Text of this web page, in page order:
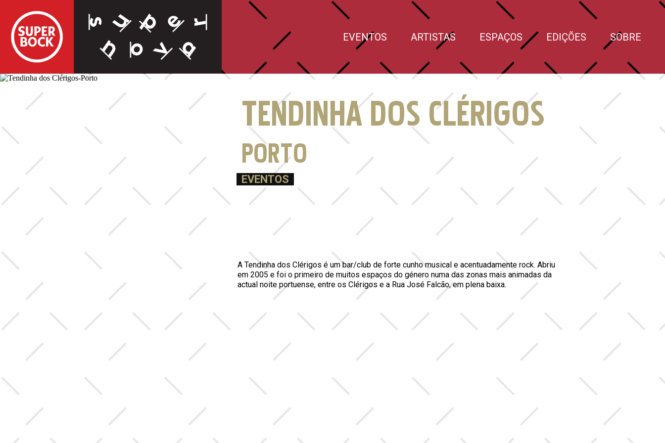
EVENTOS ARTISTAS ESPAÇOS EDIÇÕES SOBRE
TENDINHA DOS CLÉRIGOS
PORTO
EVENTOS
A Tendinha dos Clérigos é um bar/club de forte cunho musical e acentuadamente rock. Abriu
em 2005 e foi o primeiro de muitos espaços do género numa das zonas mais animadas da
actual noite portuense, entre os Clérigos e a Rua José Falcão, em plena baixa.